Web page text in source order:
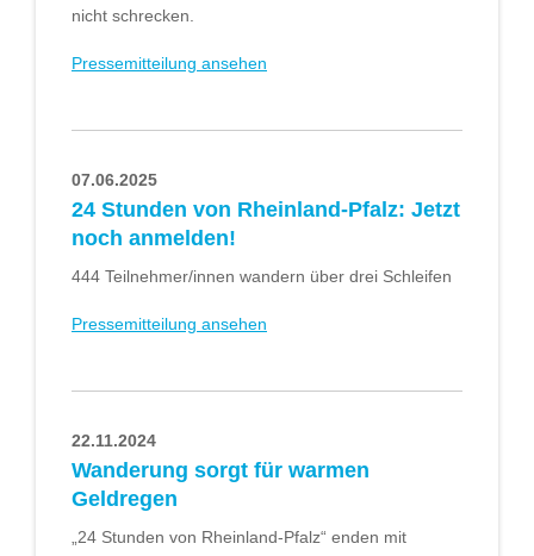
nicht schrecken.
Pressemitteilung ansehen
07.06.2025
24 Stunden von Rheinland-Pfalz: Jetzt
noch anmelden!
444 Teilnehmer/innen wandern über drei Schleifen
Pressemitteilung ansehen
22.11.2024
Wanderung sorgt für warmen
Geldregen
„24 Stunden von Rheinland-Pfalz“ enden mit